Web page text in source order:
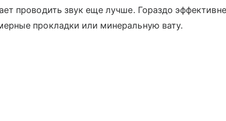
проводить звук еще лучше. Гораздо
прокладки или минеральную вату.